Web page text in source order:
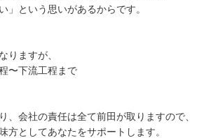
」という思いがあるからです。
りますが、
〜下流工程まで
会社の責任は全て前田が取りますので、
方としてあなたをサポートします。